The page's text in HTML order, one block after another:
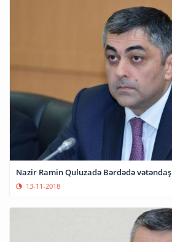
Nazir Ramin Quluzadə Bərdədə
13-11-2018